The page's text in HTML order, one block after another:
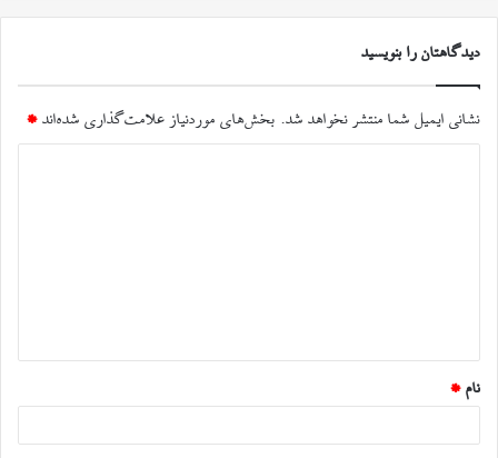
دیدگاهتان را بنویسید
نشانی ایمیل شما منتشر نخواهد شد. بخش‌های موردنیاز علامت‌گذاری شده‌اند *
*
نام *